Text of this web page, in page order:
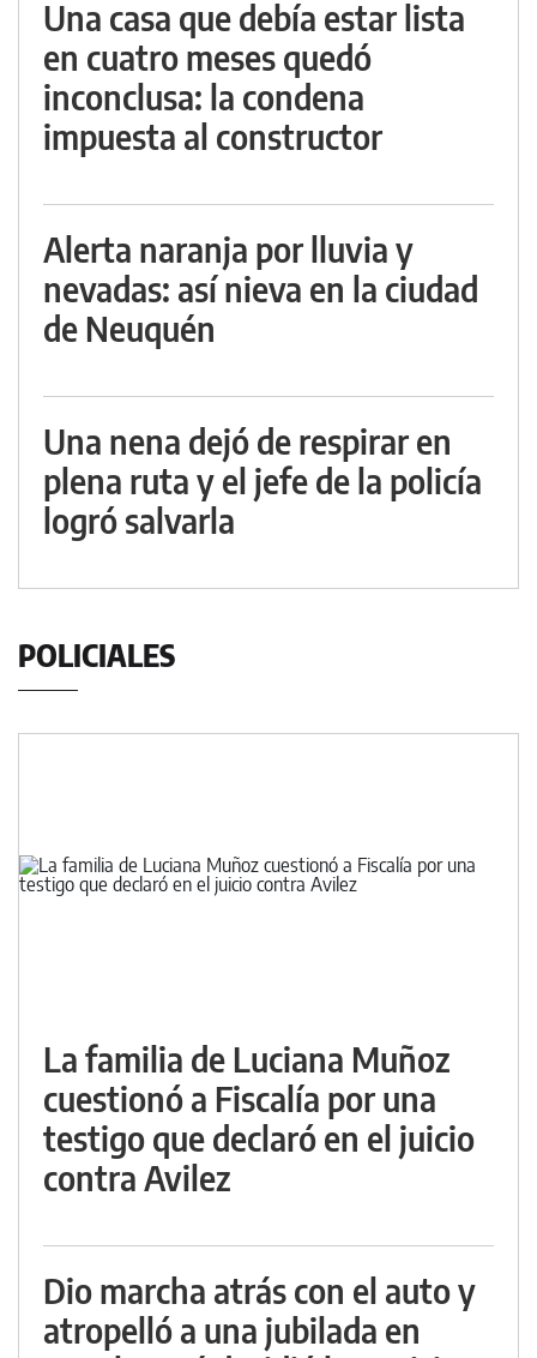
Una casa que debía estar lista
en cuatro meses quedó
inconclusa: la condena
impuesta al constructor
Alerta naranja por lluvia y
nevadas: así nieva en la ciudad
de Neuquén
Una nena dejó de respirar en
plena ruta y el jefe de la policía
logró salvarla
POLICIALES
La familia de Luciana Muñoz
cuestionó a Fiscalía por una
testigo que declaró en el juicio
contra Avilez
Dio marcha atrás con el auto y
atropelló a una jubilada en